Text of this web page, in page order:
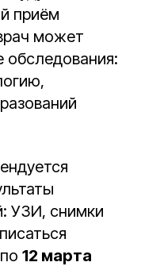
приём
может
обследования:
УЗИ, снимки
по 12 марта